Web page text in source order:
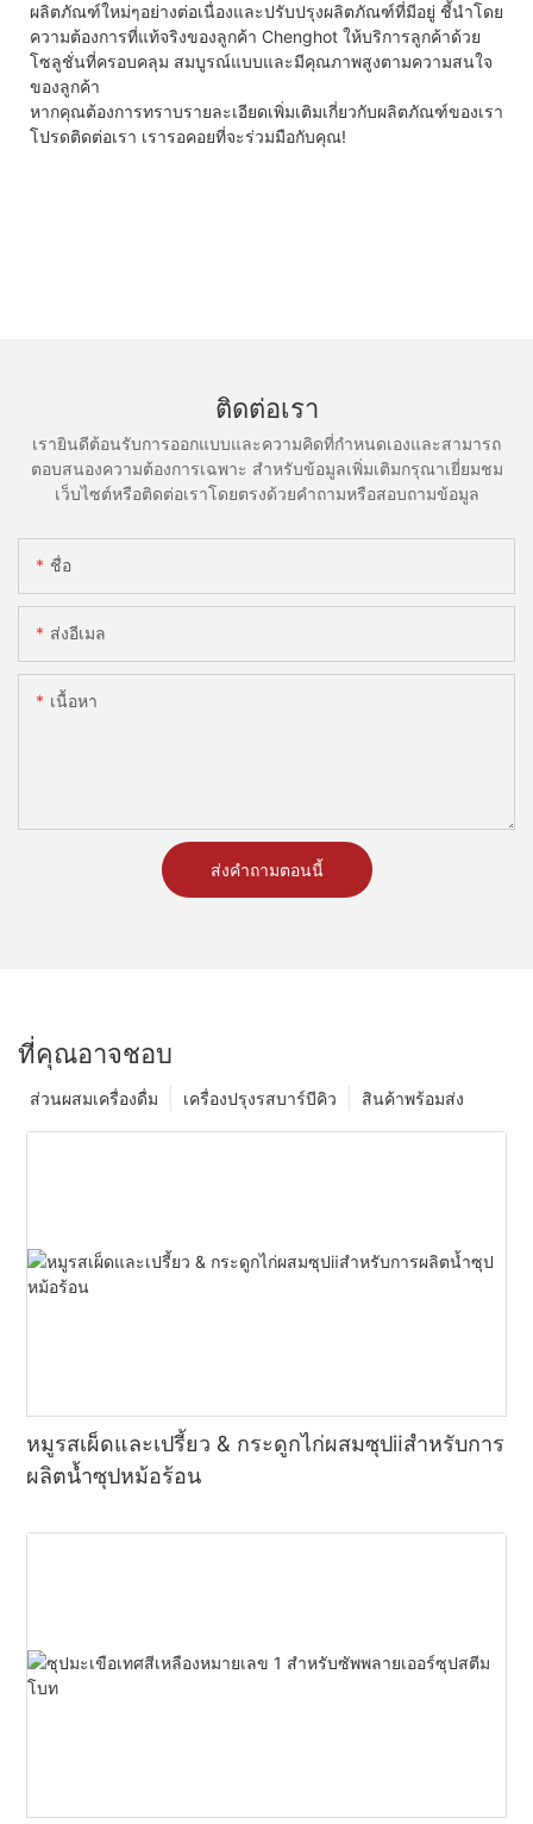
ผลิตภัณฑ์ใหม่ๆอย่างต่อเนื่องและปรับปรุงผลิตภัณฑ์ที่มีอยู่ ชี้นำโดย
ความต้องการที่แท้จริงของลูกค้า Chenghot ให้บริการลูกค้าด้วย
โซลูชั่นที่ครอบคลุม สมบูรณ์แบบและมีคุณภาพสูงตามความสนใจ
ของลูกค้า
หากคุณต้องการทราบรายละเอียดเพิ่มเติมเกี่ยวกับผลิตภัณฑ์ของเรา
โปรดติดต่อเรา เรารอคอยที่จะร่วมมือกับคุณ!
ติดต่อเรา
เรายินดีต้อนรับการออกแบบและความคิดที่กำหนดเองและสามารถ
ตอบสนองความต้องการเฉพาะ สำหรับข้อมูลเพิ่มเติมกรุณาเยี่ยมชม
เว็บไซต์หรือติดต่อเราโดยตรงด้วยคำถามหรือสอบถามข้อมูล
ชื่อ
ส่งอีเมล
เนื้อหา
ส่งคำถามตอนนี้
ที่คุณอาจชอบ
สินค้าพร้อมส่ง
เครื่องปรุงรสบาร์บีคิว
ส่วนผสมเครื่องดื่ม
หมูรสเผ็ดและเปรี้ยว & กระดูกไก่ผสมซุปⅱสำหรับการ
ผลิตน้ำซุปหม้อร้อน